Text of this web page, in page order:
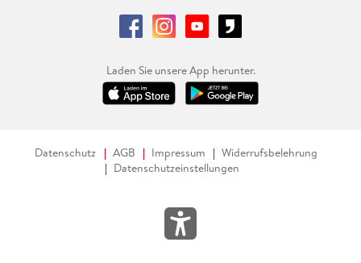
Laden Sie unsere App herunter.
Datenschutz AGB Impressum
Widerrufsbelehrung
Datenschutzeinstellungen